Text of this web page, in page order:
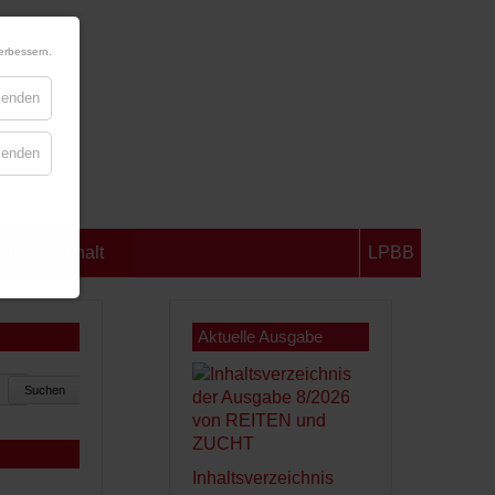
Anhalt LPBB
Suchen
Aktuelle Ausgabe
Inhaltsverzeichnis